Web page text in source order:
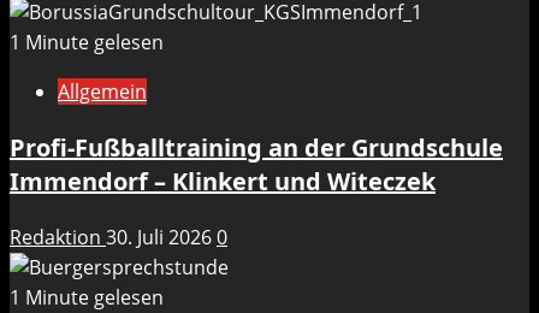
1 Minute gelesen
Allgemein
Profi-Fußballtraining an der Grundschule
Immendorf – Klinkert und Witeczek
Redaktion 30. Juli 20260
1 Minute gelesen